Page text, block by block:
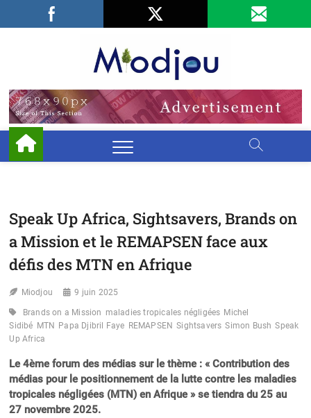
Facebook
LinkedIn
Speak Up Africa, Sightsavers, Brands on
a Mission et le REMAPSEN face aux
défis des MTN en Afrique
Miodjou 9 juin 2025
Brands on a Mission maladies tropicales négligées Michel
Sidibé MTN Papa Djibril Faye REMAPSEN Sightsavers Simon Bush Speak
Up Africa
Le 4ème forum des médias sur le thème : « Contribution des
médias pour le positionnement de la lutte contre les maladies
tropicales négligées (MTN) en Afrique » se tiendra du 25 au
27 novembre 2025.